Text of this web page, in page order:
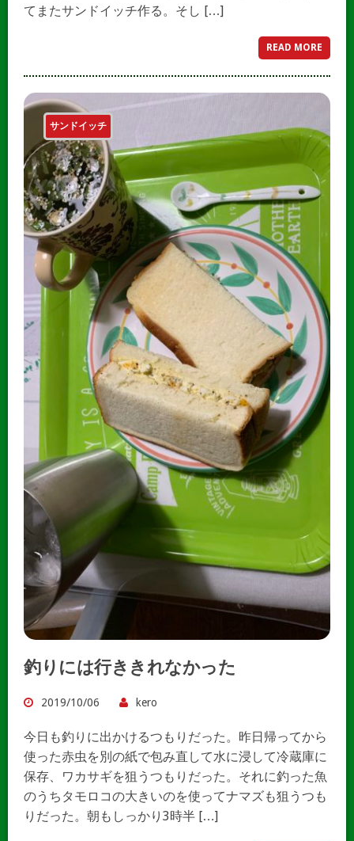
てまたサンドイッチ作る。そし […]
READ MORE
サンドイッチ
釣りには行ききれなかった
2019/10/06 kero
今日も釣りに出かけるつもりだった。昨日帰ってから
使った赤虫を別の紙で包み直して水に浸して冷蔵庫に
保存、ワカサギを狙うつもりだった。それに釣った魚
のうちタモロコの大きいのを使ってナマズも狙うつも
りだった。朝もしっかり3時半 […]